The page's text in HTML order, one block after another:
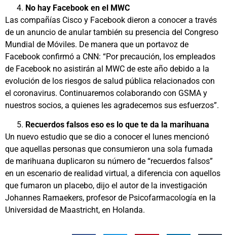
No hay Facebook en el MWC
Las compañías Cisco y Facebook dieron a conocer a través
de un anuncio de anular también su presencia del Congreso
Mundial de Móviles. De manera que un portavoz de
Facebook confirmó a CNN: “Por precaución, los empleados
de Facebook no asistirán al MWC de este año debido a la
evolución de los riesgos de salud pública relacionados con
el coronavirus. Continuaremos colaborando con GSMA y
nuestros socios, a quienes les agradecemos sus esfuerzos”.
Recuerdos falsos eso es lo que te da la marihuana
Un nuevo estudio que se dio a conocer el lunes mencionó
que aquellas personas que consumieron una sola fumada
de marihuana duplicaron su número de “recuerdos falsos”
en un escenario de realidad virtual, a diferencia con aquellos
que fumaron un placebo, dijo el autor de la investigación
Johannes Ramaekers, profesor de Psicofarmacología en la
Universidad de Maastricht, en Holanda.